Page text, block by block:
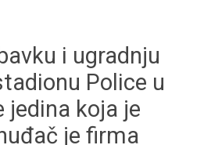
i ugradnju
Police u
jedina koja je
je firma